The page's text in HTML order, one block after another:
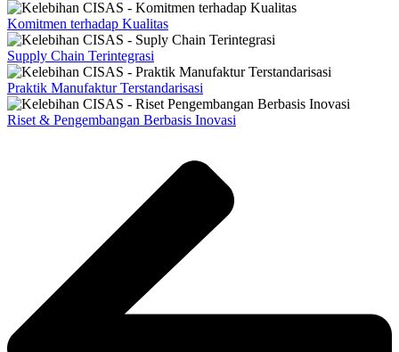
Komitmen terhadap Kualitas
Supply Chain Terintegrasi
Praktik Manufaktur Terstandarisasi
Riset & Pengembangan Berbasis Inovasi